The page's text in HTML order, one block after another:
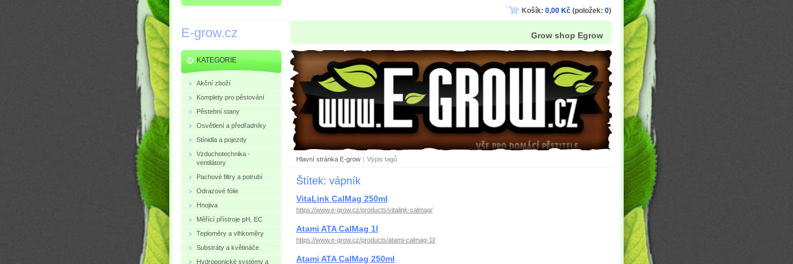
E-grow.cz Grow shop Egrow
Hlavní stránka E-grow | Výpis tagů
Štítek: vápník
VitaLink CalMag 250ml
https://www.e-grow.cz/products/vitalink-calmag/
Atami ATA CalMag 1l
https://www.e-grow.cz/products/atami-calmag-1l/
Atami ATA CalMag 250ml
KATEGORIE
Akční zboží
Komplety pro pěstování
Pěstební stany
Osvětlení a předřadníky
Stínidla a pojezdy
Vzduchotechnika -
ventilátory
Pachové filtry a potrubí
Odrazové fólie
Hnojiva
Měřící přístroje pH, EC
Teploměry a vlhkoměry
Substráty a květináče
Hydroponické systémy a
Košík: 0,00 Kč (položek: 0)